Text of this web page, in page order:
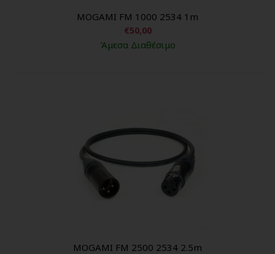
MOGAMI FM 1000 2534 1m
€50,00
Άμεσα Διαθέσιμο
MOGAMI FM 2500 2534 2.5m